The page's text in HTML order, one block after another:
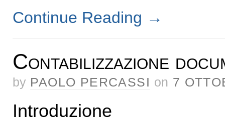
Continue Reading →
Contabilizzazione
by PAOLO PERCASSI on 7
Introduzione